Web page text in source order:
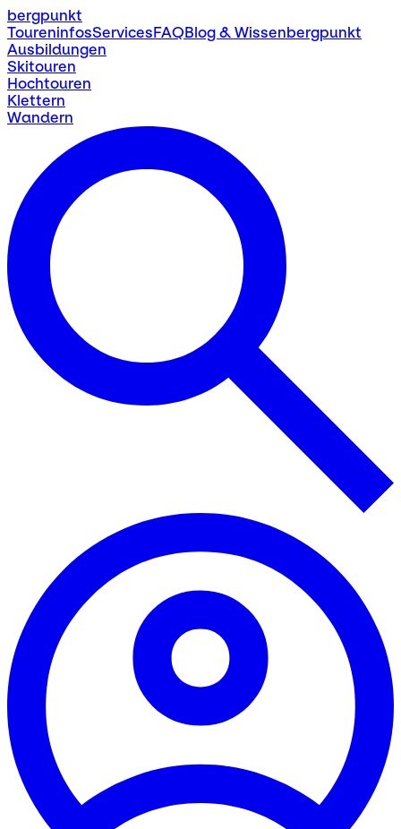
bergpunkt
ToureninfosServicesFAQBlog & Wissenbergpunkt
Ausbildungen
Skitouren
Hochtouren
Klettern
Wandern